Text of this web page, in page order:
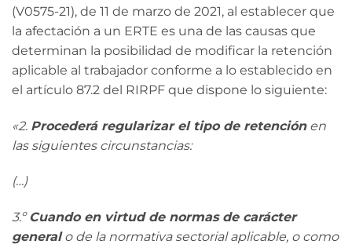
(V0575-21), de 11 de marzo de 2021, al establecer que
la afectación a un ERTE es una de las causas que
determinan la posibilidad de modificar la retención
aplicable al trabajador conforme a lo establecido en
el artículo 87.2 del RIRPF que dispone lo siguiente:
«2. Procederá regularizar el tipo de retenciónen
las siguientes circunstancias:
(…)
3.ºCuando en virtud de normas de carácter
generalo de la normativa sectorial aplicable, o como